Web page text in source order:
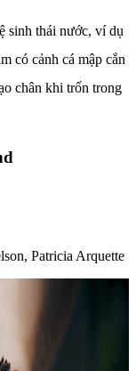
sinh thái nước, ví dụ
có cảnh cá mập cắn
chân khi trốn trong
Patricia Arquette